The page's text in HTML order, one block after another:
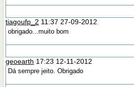
tiagoufp_2 11:37 27-09-2012
obrigado...muito bom
geoearth 17:23 12-11-2012
Dá sempre jeito. Obrigado